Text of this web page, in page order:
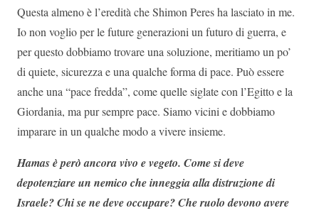
Questa almeno è l’eredità che Shimon Peres ha lasciato in me.
Io non voglio per le future generazioni un futuro di guerra, e
per questo dobbiamo trovare una soluzione, meritiamo un po’
di quiete, sicurezza e una qualche forma di pace. Può essere
anche una “pace fredda”, come quelle siglate con l’Egitto e la
Giordania, ma pur sempre pace. Siamo vicini e dobbiamo
imparare in un qualche modo a vivere insieme.
Hamas è però ancora vivo e vegeto. Come si deve
depotenziare un nemico che inneggia alla distruzione di
Israele? Chi se ne deve occupare? Che ruolo devono avere